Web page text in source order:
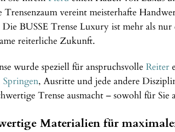
Trensenzaum vereint meisterhafte
Die BUSSE Trense Luxury ist mehr als nur
reiterliche Zukunft.
wurde speziell für anspruchsvolle Reiter
Springen, Ausritte und jede andere
Trense ausmacht – sowohl für Sie
Materialien für